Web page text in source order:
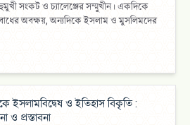
সংকট ও চ্যালেঞ্জের সম্মুখীন। একদিকে
অবক্ষয়, অন্যদিকে ইসলাম ও মুসলিমদের
ইসলামবিদ্বেষ ও ইতিহাস বিকৃতি :
ও প্রস্তাবনা